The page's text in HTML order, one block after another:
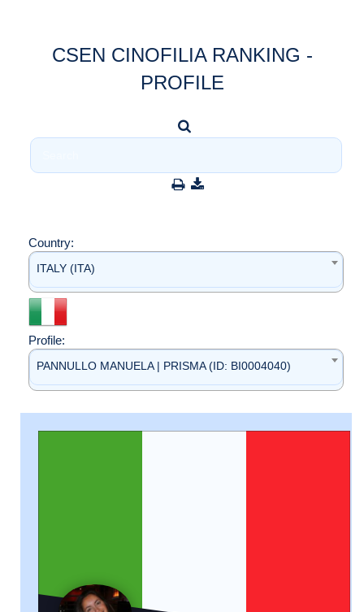
CSEN CINOFILIA RANKING -
PROFILE
Country:
ITALY (ITA)
Profile:
PANNULLO MANUELA | PRISMA (ID: BI0004040)